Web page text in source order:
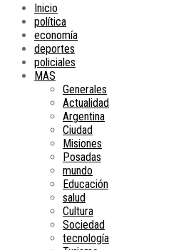
Inicio
política
economía
deportes
policiales
MAS
Generales
Actualidad
Argentina
Ciudad
Misiones
Posadas
mundo
Educación
salud
Cultura
Sociedad
tecnología